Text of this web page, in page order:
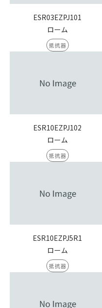
ESR03EZPJ101
ローム
抵抗器
ESR10EZPJ102
ローム
抵抗器
ESR10EZPJ5R1
ローム
抵抗器